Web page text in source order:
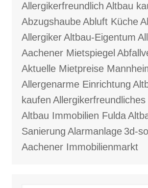
Allergikerfreundlich Altbau
AbzugshaubeAbluft Küche
AllergikerAltbau-Eigentum
Aachener Mietspiegel
Aktuelle Mietpreise
Allergenarme Einrichtung
kaufen Allergikerfreundliches
Altbau Immobilien Fulda
Sanierung Alarmanlage 3d-
Aachener Immobilienmarkt